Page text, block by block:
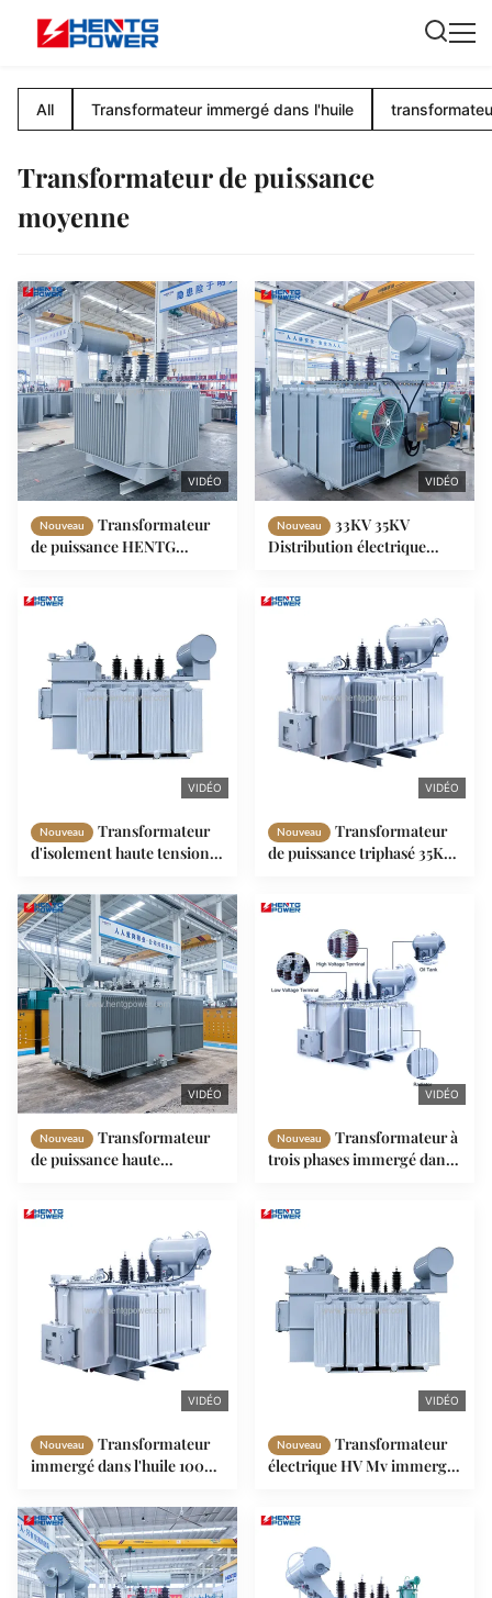
All Transformateur immergé dans l'huile
Transformateur de puissance
moyenne
VIDÉO
Nouveau
Transformateur
de puissance HENTG
refroidissement ONAN
industrielles et côtières
VIDÉO
Nouveau
33KV 35KV
Distribution électrique
électrique immergé dans
VIDÉO
Nouveau
Transformateur
d'isolement haute tension
pour la distribution
d'énergie électrique
1000kVA
VIDÉO
Nouveau
Transformateur
de puissance triphasé 35KV
dans l'huile, 1000KVA
1600KVA
VIDÉO
Nouveau
Transformateur
de puissance haute
par huile, tension variable
VIDÉO
Nouveau
Transformateur à
trois phases immergé dans
1250kVA
VIDÉO
Nouveau
Transformateur
immergé dans l'huile 1000
d'alimentation à tension
variable haute fréquence
transformateur abaisseur
haute tension
VIDÉO
Nouveau
Transformateur
électrique HV Mv immergé
connexion vectorielle